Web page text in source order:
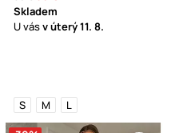
Skladem
U vásv úterý11. 8.
S M L